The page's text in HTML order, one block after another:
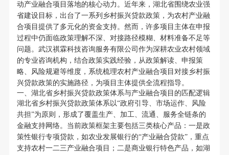
动产业融合项目落地的核心动力。近年来，湖北省围绕农业强
省建设目标，出台了一系列乡村振兴贷款政策，为农村产业融
合项目提供了多元化的资金支持。然而，许多项目主体在申报
过程中仍面临政策理解不深、对接路径模糊、材料准备不足等
问题。武汉祺霖科技咨询服务有限公司作为深耕农业农村领域
的专业咨询机构，结合政策实践经验，从政策解读、申报策
略、风险规避等维度，系统梳理农村产业融合项目对接乡村振
兴贷款政策的实施路径，为项目主体提供全流程指导。
一、湖北省乡村振兴贷款政策体系与产业融合项目的匹配逻辑
湖北省乡村振兴贷款政策体系以“政府引导、市场运作、风险
共担”为原则，形成了覆盖生产、加工、流通、服务全链条的
金融支持网络。当前政策框架主要包括三类核心产品：一是政
策性银行专项贷款，如农业发展银行的“产业融合贷款”，重点
支持农村一二三产业融合项目；二是商业银行特色产品，如湖